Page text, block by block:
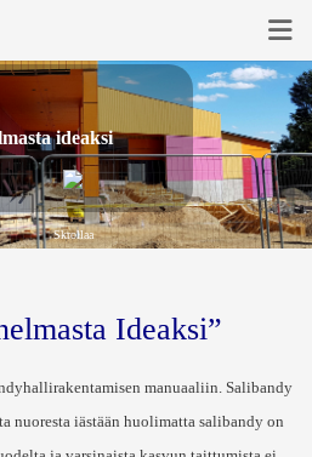
masta ideaksi
Skrollaa
Ideaksi”
manuaaliin. Salibandy
nuoresta iästään huolimatta salibandy on